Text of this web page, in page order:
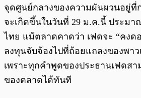
จุดศูนย์กลางของความผันผวนอยู่ที่
จะเกิดขึ้นในวันที่ 29 ม.ค.นี้ ประมา
ไทย แม้ตลาดคาดว่า เฟดจะ “คงด
ลงทุนจับจ้องไปที่ถ้อยแถลงของพาว
เพราะทุกคำพูดของประธานเฟดสา
ของตลาดได้ทันที